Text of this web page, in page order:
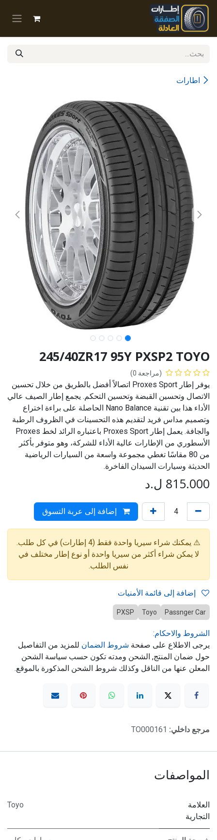
تخطي للذهاب إلى المحتوى
اطارات
245/40ZR17 95Y PXSP2 TOYO
(مراجعة 0)
يوفر إطار Proxes Sport اتصالاً أفضل بالطريق من خلال تحسين
الاتصال وتحسين القبضة وتحسين التحكم. يجمع إطار الصيف عالي
الأداء هذا بين تقنية Nano Balance الحاصلة على براءة اختراع
وتصميم مداس فريد لتقديم هذه التحسينات في الظروف الرطبة
والجافة. يعمل إطار Proxes Sport باعتباره الرائد لخط Proxes
الأسطوري من الإطارات عالية الأداء للشركة، وهو متوفر بأكثر
من 80 مقاسًا تغطي مجموعة واسعة من السيارات الرياضية
الحديثة وسيارات السيدان الفاخرة.
815.000 ل.د
إضافة إلى عربة التسوق
⚠️ يمكنك شراء سيريا واحدة فقط (4 إطارات) في كل طلب.
لا يمكن شراء أكثر من سيريا واحدة أو نوع إطار مختلف في
نفس الطلب.
Passnger Car
Toyo
PXSP
الشروط والاحكام:
يرجى الاطلاع على صفحة شروط الضمان للمزيد من التفاصيل
حول ضمان المنتج, الشحن ومدته تكون حسب سياسة الشحن
المعلن عنها من الناقل وكذلك شروط الشحن المذكورة بالموقع.
مرجع داخلي: TO000161
المواصفات
العلامة
التجارية
Toyo